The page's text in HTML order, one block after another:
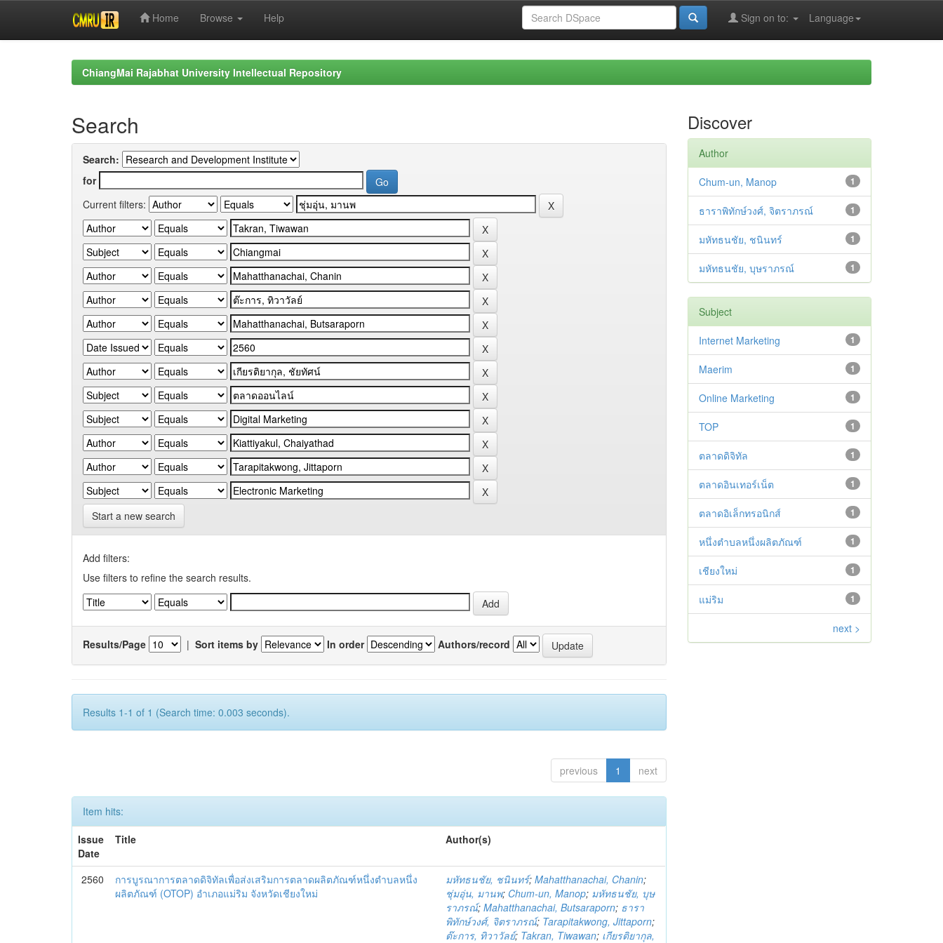
Home Browse Help Language
Sign on to:
ChiangMai Rajabhat University Intellectual Repository
Search
Search:
for
Current filters:
Start a new search
Add filters:
Use filters to refine the search results.
Results/Page | Sort items by In order Authors/record
Results 1-1 of 1 (Search time: 0.003 seconds).
previous 1 next
Item hits:
Issue
Date
Title Author(s)
2560
การบูรณาการตลาดดิจิทัลเพื่อส่งเสริมการตลาดผลิตภัณฑ์หนึ่งตำบลหนึ่ง
ผลิตภัณฑ์ (OTOP) อำเภอแม่ริม จังหวัดเชียงใหม่
มหัทธนชัย, ชนินทร์;Mahatthanachai, Chanin;
ชุ่มอุ่น, มานพ; Chum-un, Manop; มหัทธนชัย, บุษ
ราภรณ์;Mahatthanachai, Butsaraporn; ธารา
พิทักษ์วงศ์, จิตราภรณ์; Tarapitakwong, Jittaporn;
ต๊ะการ, ทิวาวัลย์; Takran, Tiwawan; เกียรติยากุล,
Discover
Author
1
Chum-un, Manop
1
ธาราพิทักษ์วงศ์, จิตราภรณ์
1
มหัทธนชัย, ชนินทร์
1
มหัทธนชัย, บุษราภรณ์
Subject
1
Internet Marketing
1
Maerim
1
Online Marketing
1
TOP
1
ตลาดดิจิทัล
1
ตลาดอินเทอร์เน็ต
1
ตลาดอิเล็กทรอนิกส์
1
หนึ่งตำบลหนึ่งผลิตภัณฑ์
1
เชียงใหม่
1
แม่ริม
next >